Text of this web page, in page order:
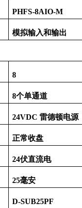
PHFS-8AIO-M
模拟输入和输出
8
8个单通道
24VDC 雷德顿电源
正常收盘
24伏直流电
25毫安
D-SUB25PF